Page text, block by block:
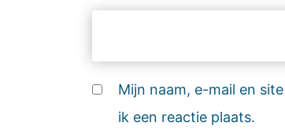
Mijn naam, e-mail en
ik een reactie plaats.